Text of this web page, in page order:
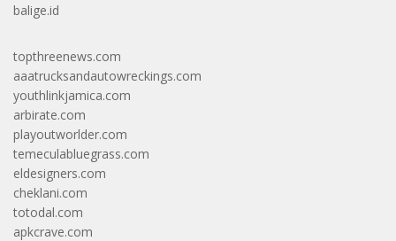
balige.id
topthreenews.com
aaatrucksandautowreckings.com
youthlinkjamica.com
arbirate.com
playoutworlder.com
temeculabluegrass.com
eldesigners.com
cheklani.com
totodal.com
apkcrave.com